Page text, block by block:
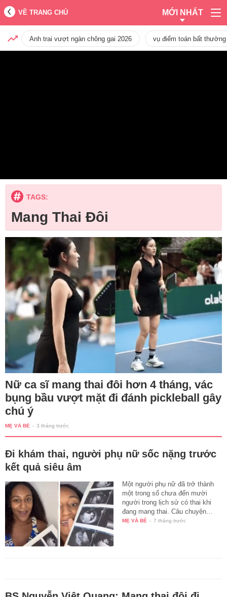
VỀ TRANG CHỦ MỚI NHẤT
Anh trai vượt ngàn chông gai 2026 vụ điểm toán bất
TAGS:
Mang Thai Đôi
Nữ ca sĩ mang thai đôi hơn 4 tháng, vác
bụng bầu vượt mặt đi đánh pickleball gây
chú ý
MẸ VÀ BÉ - 3 tháng trước
Đi khám thai, người phụ nữ sốc nặng trước
kết quả siêu âm
Một người phụ nữ đã trở thành
một trong số chưa đến mười
người trong lịch sử có thai khi
đang mang thai. Câu chuyện…
MẸ VÀ BÉ - 7 tháng trước